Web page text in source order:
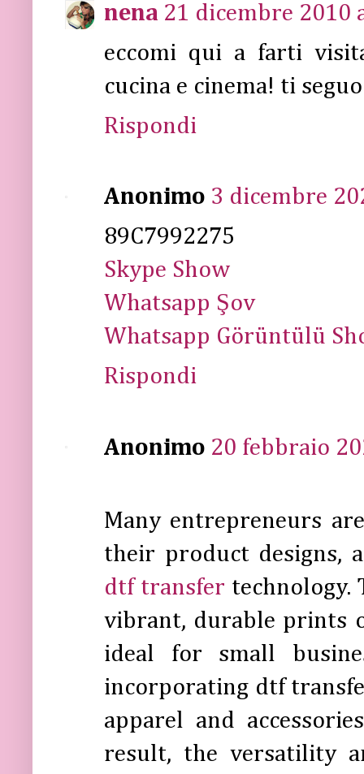
nena 21 dicembre 2010
eccomi qui a farti
cucina e cinema! ti
Rispondi
Anonimo 3 dicembre
89C7992275
Skype Show
Whatsapp Şov
Whatsapp Görüntülü
Rispondi
Anonimo 20 febbraio
Many entrepreneurs
their product designs,
dtf transfer technology.
vibrant, durable prints
ideal for small
incorporating dtf
apparel and
result, the versatility